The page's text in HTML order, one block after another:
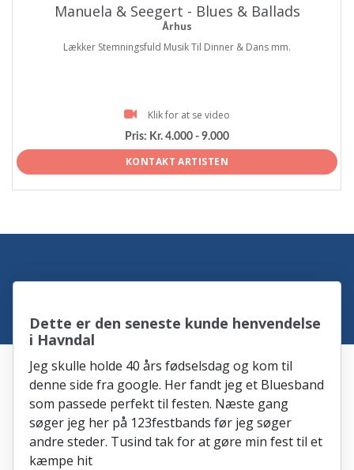
Manuela & Seegert - Blues & Ballads
Århus
Lækker Stemningsfuld Musik Til Dinner & Dans mm.
Klik for at se video
Pris: Kr. 4.000 - 9.000
KONTAKT ARTISTEN
Dette er den seneste kunde henvendelse
i Havndal
Jeg skulle holde 40 års fødselsdag og kom til
denne side fra google. Her fandt jeg et Bluesband
som passede perfekt til festen. Næste gang
søger jeg her på 123festbands før jeg søger
andre steder. Tusind tak for at gøre min fest til et
kæmpe hit